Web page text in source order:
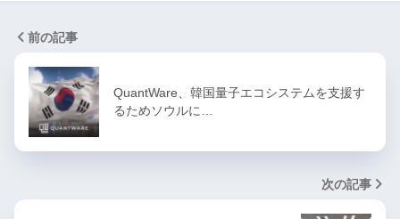
前の記事
QuantWare、韓国量子エコシステムを支援す
るためソウルに…
次の記事